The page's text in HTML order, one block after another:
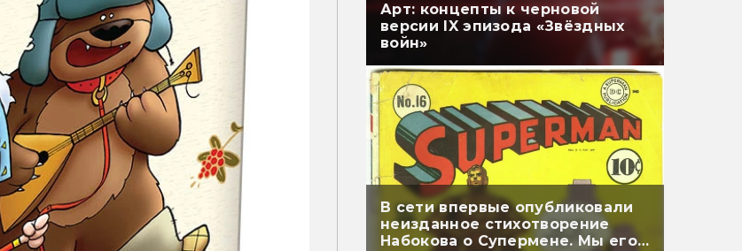
Арт: концепты к черновой
версии IX эпизода «Звёздных
войн»
В сети впервые опубликовали
неизданное стихотворение
Набокова о Супермене. Мы его